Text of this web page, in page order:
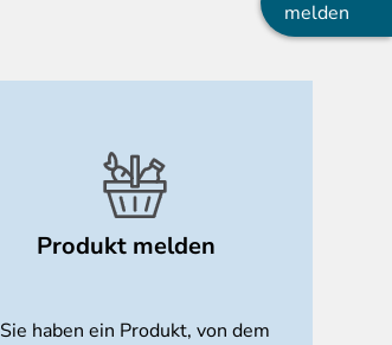
melden
Produkt melden
Sie haben ein Produkt, von dem